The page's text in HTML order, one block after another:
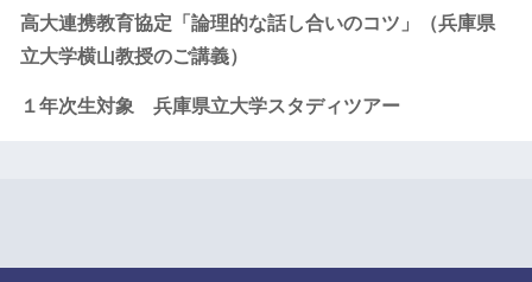
高大連携教育協定「論理的な話し合いのコツ」（兵庫県
立大学横山教授のご講義）
１年次生対象 兵庫県立大学スタディツアー